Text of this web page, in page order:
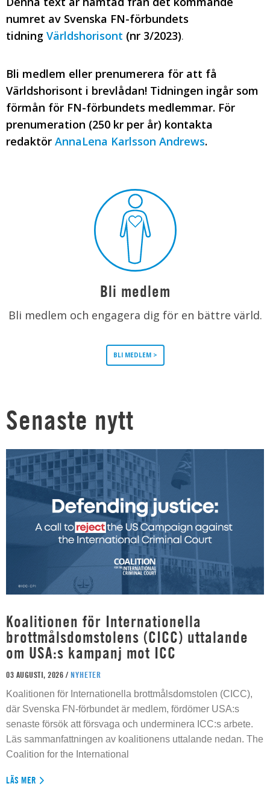
numret av Svenska FN-förbundets
tidning Världshorisont (nr 3/2023).
Bli medlem eller prenumerera för att få
Världshorisont i brevlådan! Tidningen ingår som
förmån för FN-förbundets medlemmar. För
prenumeration (250 kr per år) kontakta
redaktör AnnaLena Karlsson Andrews.
Bli medlem
Bli medlem och engagera dig för en bättre värld.
BLI MEDLEM >
Senaste nytt
Koalitionen för Internationella
brottmålsdomstolens (CICC) uttalande
om USA:s kampanj mot ICC
03 AUGUSTI, 2026 / NYHETER
Koalitionen för Internationella brottmålsdomstolen (CICC),
där Svenska FN-förbundet är medlem, fördömer USA:s
senaste försök att försvaga och underminera ICC:s arbete.
Läs sammanfattningen av koalitionens uttalande nedan. The
Coalition for the International
LÄS MER